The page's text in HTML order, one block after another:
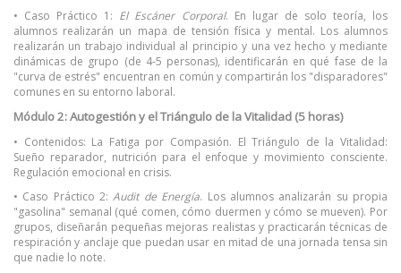
• Caso Práctico 1: El Escáner Corporal. En lugar de solo teoría, los
alumnos realizarán un mapa de tensión física y mental. Los alumnos
realizarán un trabajo individual al principio y una vez hecho y mediante
dinámicas de grupo (de 4-5 personas), identificarán en qué fase de la
"curva de estrés" encuentran en común y compartirán los "disparadores"
comunes en su entorno laboral.
Módulo 2: Autogestión y el Triángulo de la Vitalidad (5 horas)
• Contenidos: La Fatiga por Compasión. El Triángulo de la Vitalidad:
Sueño reparador, nutrición para el enfoque y movimiento consciente.
Regulación emocional en crisis.
• Caso Práctico 2:Audit de Energía. Los alumnos analizarán su propia
"gasolina" semanal (qué comen, cómo duermen y cómo se mueven). Por
grupos, diseñarán pequeñas mejoras realistas y practicarán técnicas de
respiración y anclaje que puedan usar en mitad de una jornada tensa sin
que nadie lo note.